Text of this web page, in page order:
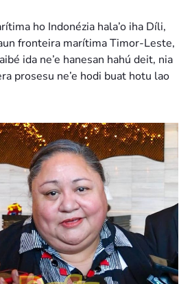
ho Indonézia hala’o iha Díli,
fronteira marítima Timor-Leste,
ida ne’e hanesan hahú deit, nia
prosesu ne’e hodi buat hotu lao